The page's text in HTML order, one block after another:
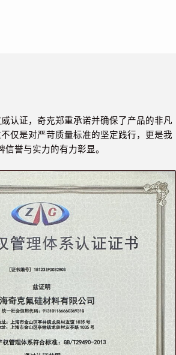
威认证，奇克郑重承诺并确保了产品的非凡
仅是对严苛质量标准的坚定践行，更是我
信誉与实力的有力彰显。